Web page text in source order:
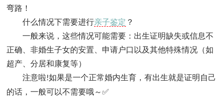
弯路！
什么情况下需要进行亲子鉴定 ？
一般来说，这些情况可能需要：出生证明缺失或信息不
正确、非婚生子女的安置、申请户口以及其他特殊情况（如
超产、分居和康复等）
注意啦!如果是一个正常婚内生育，有出生就是证明自己
的话，一般可以不需要哦～✅